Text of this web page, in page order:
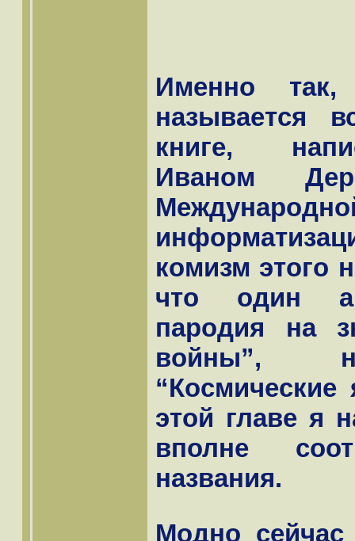
Именно так,
называется
книге,
Иваном
комизм этого
что один
пародия на
войны”,
этой главе я
вполне
названия.
Модно